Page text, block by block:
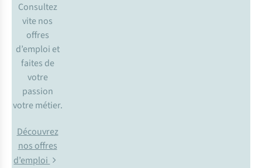
Consultez
vite nos
offres
d’emploi et
faites de
votre
passion
votre métier.
Découvrez
nos offres
d’emploi